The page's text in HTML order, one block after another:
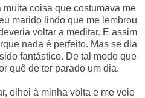
coisa que costumava me
marido lindo que me lembrou
voltar a meditar. E assim
nada é perfeito. Mas se dia
fantástico. De tal modo que
quê de ter parado um dia.
olhei à minha volta e me veio